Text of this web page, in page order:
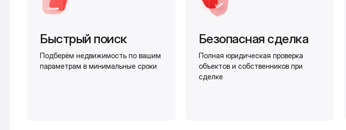
Быстрый поиск
Подберём недвижимость по вашим
параметрам в минимальные сроки
Безопасная сделка
Полная юридическая проверка
объектов и собственников при
сделке